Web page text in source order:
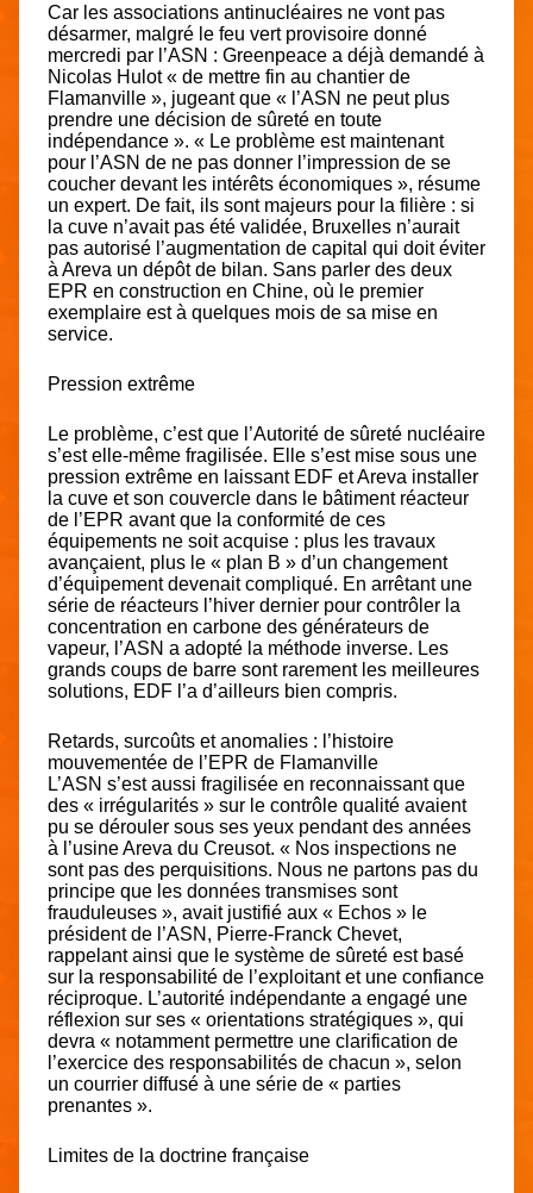
Car les associations antinucléaires ne vont pas
désarmer, malgré le feu vert provisoire donné
mercredi par l’ASN : Greenpeace a déjà demandé à
Nicolas Hulot « de mettre fin au chantier de
Flamanville », jugeant que « l’ASN ne peut plus
prendre une décision de sûreté en toute
indépendance ». « Le problème est maintenant
pour l’ASN de ne pas donner l’impression de se
coucher devant les intérêts économiques », résume
un expert. De fait, ils sont majeurs pour la filière : si
la cuve n’avait pas été validée, Bruxelles n’aurait
pas autorisé l’augmentation de capital qui doit éviter
à Areva un dépôt de bilan. Sans parler des deux
EPR en construction en Chine, où le premier
exemplaire est à quelques mois de sa mise en
service.
Pression extrême
Le problème, c’est que l’Autorité de sûreté nucléaire
s’est elle-même fragilisée. Elle s’est mise sous une
pression extrême en laissant EDF et Areva installer
la cuve et son couvercle dans le bâtiment réacteur
de l’EPR avant que la conformité de ces
équipements ne soit acquise : plus les travaux
avançaient, plus le « plan B » d’un changement
d’équipement devenait compliqué. En arrêtant une
série de réacteurs l’hiver dernier pour contrôler la
concentration en carbone des générateurs de
vapeur, l’ASN a adopté la méthode inverse. Les
grands coups de barre sont rarement les meilleures
solutions, EDF l’a d’ailleurs bien compris.
Retards, surcoûts et anomalies : l’histoire
mouvementée de l’EPR de Flamanville
L’ASN s’est aussi fragilisée en reconnaissant que
des « irrégularités » sur le contrôle qualité avaient
pu se dérouler sous ses yeux pendant des années
à l’usine Areva du Creusot. « Nos inspections ne
sont pas des perquisitions. Nous ne partons pas du
principe que les données transmises sont
frauduleuses », avait justifié aux « Echos » le
président de l’ASN, Pierre-Franck Chevet,
rappelant ainsi que le système de sûreté est basé
sur la responsabilité de l’exploitant et une confiance
réciproque. L’autorité indépendante a engagé une
réflexion sur ses « orientations stratégiques », qui
devra « notamment permettre une clarification de
l’exercice des responsabilités de chacun », selon
un courrier diffusé à une série de « parties
prenantes ».
Limites de la doctrine française